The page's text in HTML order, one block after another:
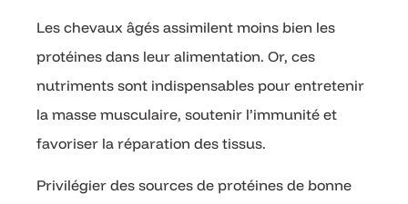
Les chevaux âgés assimilent moins bien les
protéines dans leur alimentation. Or, ces
nutriments sont indispensables pour entretenir
la masse musculaire, soutenir l’immunité et
favoriser la réparation des tissus.
Privilégier des sources de protéines de bonne